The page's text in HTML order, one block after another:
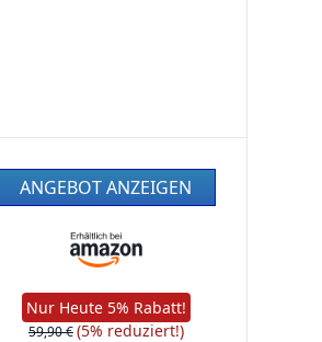
ANGEBOT ANZEIGEN
Nur Heute 5% Rabatt!
59,90 €(5% reduziert!)